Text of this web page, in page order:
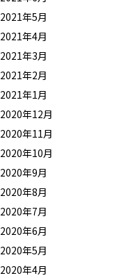
2021年5月
2021年4月
2021年3月
2021年2月
2021年1月
2020年12月
2020年11月
2020年10月
2020年9月
2020年8月
2020年7月
2020年6月
2020年5月
2020年4月